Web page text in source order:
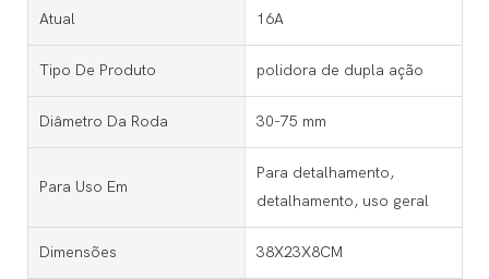
Atual 16A
Tipo De Produto polidora de dupla ação
Diâmetro Da Roda 30-75 mm
Para Uso Em
Para detalhamento,
detalhamento, uso geral
Dimensões 38X23X8CM